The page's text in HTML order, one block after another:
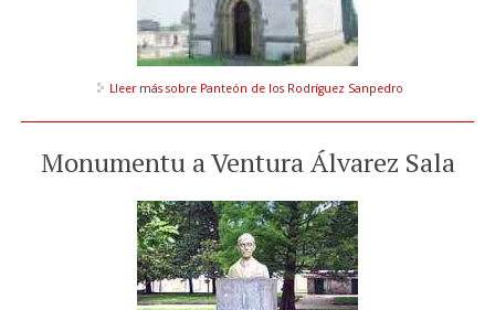
Lleer mássobre Panteón de los Rodríguez Sanpedro
Monumentu a Ventura Álvarez Sala